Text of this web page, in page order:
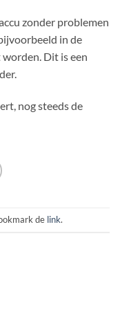
zonder problemen
in de
Dit is een
nog steeds de
de link.